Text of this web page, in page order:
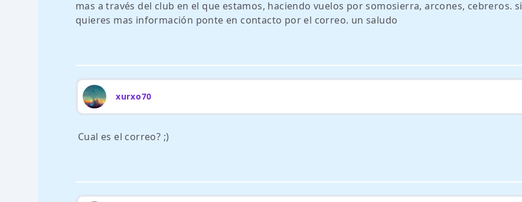
mas a través del club en el que estamos, haciendo vuelos por somosierra, arcones, cebreros. si
quieres mas información ponte en contacto por el correo. un saludo
xurxo70
Cual es el correo? ;)